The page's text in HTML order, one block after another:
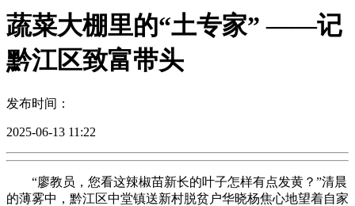
蔬菜大棚里的“土专家” ——记
黔江区致富带头
发布时间：
2025-06-13 11:22
“廖教员，您看这辣椒苗新长的叶子怎样有点发黄？”清晨
的薄雾中，黔江区中堂镇送新村脱贫户华晓杨焦心地望着自家